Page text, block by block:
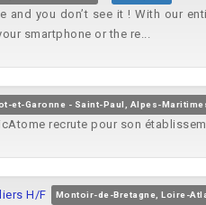
and you don’t see it ! With our
smartphone or the re...
et-Garonne - Saint-Paul, Alpes-
recrute pour son
H/F Montoir-de-Bretagne, Loire-